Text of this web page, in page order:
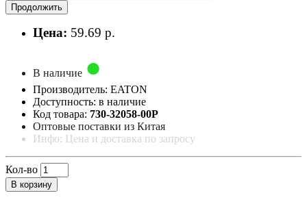
Продолжить
Цена: 59.69 р.
В наличие
Производитель: EATON
Доступность: в наличие
Код товара: 730-32058-00P
Оптовые поставки из Китая
Инфо: Цена и доставка по запросу
Кол-во
В корзину